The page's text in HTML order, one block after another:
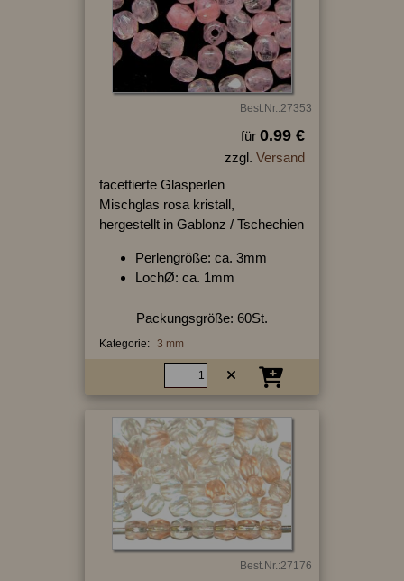
Best.Nr.:27353
für 0.99 €
zzgl. Versand
facettierte Glasperlen
Mischglas rosa kristall,
hergestellt in Gablonz / Tschechien
Perlengröße: ca. 3mm
LochØ: ca. 1mm
Packungsgröße: 60St.
Kategorie: 3 mm
Best.Nr.:27176